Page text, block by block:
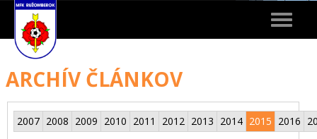
Toggle
ARCHÍV ČLÁNKOV
2007 2008 2009 2010 2011 2012 2013 2014 2015 2016